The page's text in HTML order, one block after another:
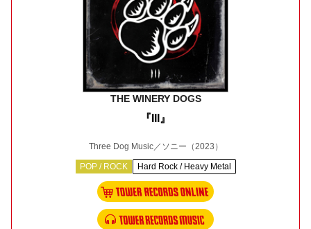
THE WINERY DOGS
『III』
Three Dog Music／ソニー （2023）
POP / ROCK Hard Rock / Heavy Metal